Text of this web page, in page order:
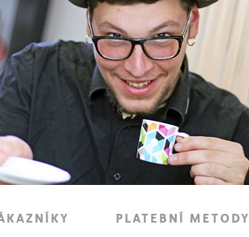
PLATEBNÍ METODY